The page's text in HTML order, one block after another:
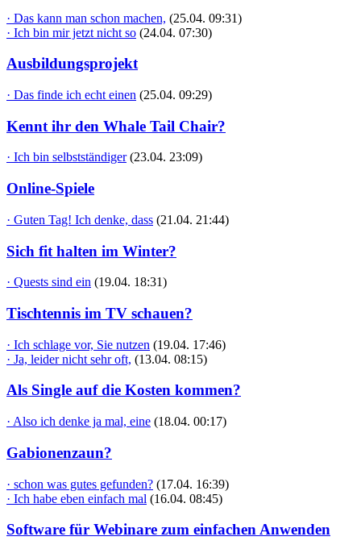
· Das kann man schon machen, (25.04. 09:31)
· Ich bin mir jetzt nicht so (24.04. 07:30)
Ausbildungsprojekt
· Das finde ich echt einen (25.04. 09:29)
Kennt ihr den Whale Tail Chair?
· Ich bin selbstständiger (23.04. 23:09)
Online-Spiele
· Guten Tag! Ich denke, dass (21.04. 21:44)
Sich fit halten im Winter?
· Quests sind ein (19.04. 18:31)
Tischtennis im TV schauen?
· Ich schlage vor, Sie nutzen (19.04. 17:46)
· Ja, leider nicht sehr oft, (13.04. 08:15)
Als Single auf die Kosten kommen?
· Also ich denke ja mal, eine (18.04. 00:17)
Gabionenzaun?
· schon was gutes gefunden? (17.04. 16:39)
· Ich habe eben einfach mal (16.04. 08:45)
Software für Webinare zum einfachen Anwenden